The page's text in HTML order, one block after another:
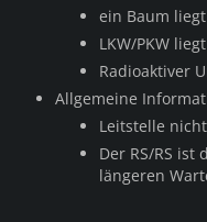
ein Baum
LKW/PKW
Radioaktiver
Allgemeine
Leitstelle
Der RS/RS
längeren